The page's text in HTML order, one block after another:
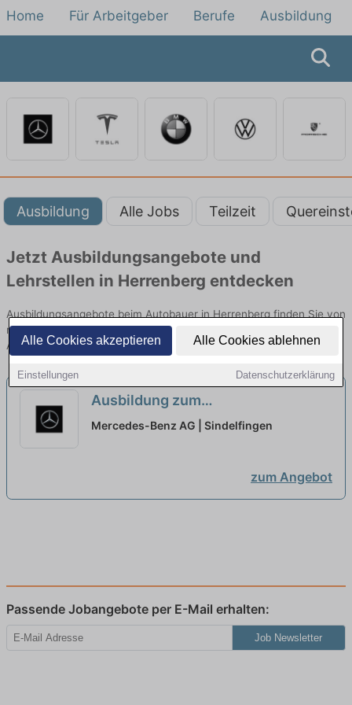
Alle Cookies akzeptieren Alle Cookies ablehnen
Einstellungen Datenschutzerklärung
Home Für Arbeitgeber Berufe Ausbildung
Ausbildung Alle Jobs Teilzeit
Jetzt Ausbildungsangebote und
Lehrstellen in Herrenberg entdecken
Ausbildungsangebote beim Autobauer in Herrenberg finden Sie von
namhaften Firmen. Entdecken Sie freie Optionen von Top-
Arbeitgebern und bewerben Sie sich noch heute.
Ausbildung zum
Konstruktionsmechaniker (w/m/d)
Ausbildungsbeginn 13.09.2027 neu
Mercedes-Benz AG | Sindelfingen
zum Angebot
Passende Jobangebote per E-Mail erhalten:
Job Newsletter